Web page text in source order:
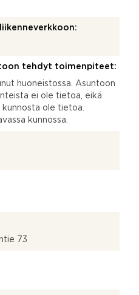
tehdyt toimenpiteet:
huoneistossa. Asuntoon
ei ole tietoa, eikä
ole tietoa.
kunnossa.
73